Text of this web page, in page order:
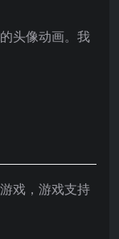
头像动画。我
戏，游戏支持